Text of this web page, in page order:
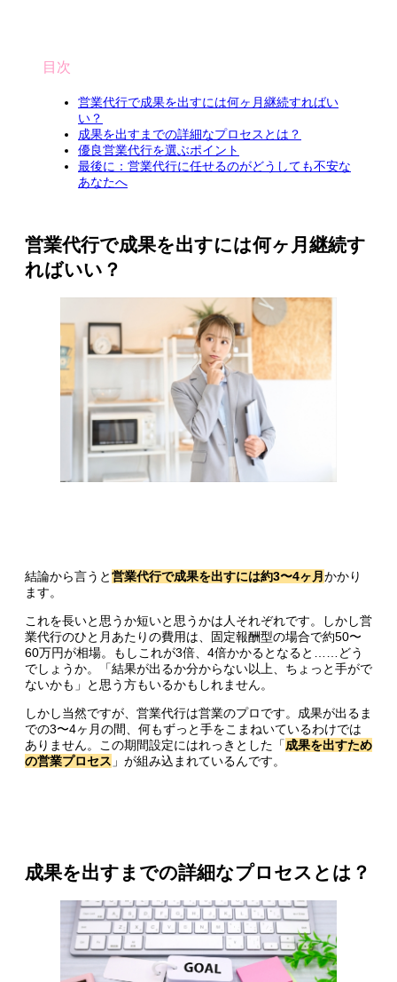
目次
営業代行で成果を出すには何ヶ月継続すればい
い？
成果を出すまでの詳細なプロセスとは？
優良営業代行を選ぶポイント
最後に：営業代行に任せるのがどうしても不安な
あなたへ
営業代行で成果を出すには何ヶ月継続す
ればいい？
結論から言うと営業代行で成果を出すには約3〜4ヶ月 かかり
ます。
これを長いと思うか短いと思うかは人それぞれです。しかし営
業代行のひと月あたりの費用は、固定報酬型の場合で約50〜
60万円が相場。もしこれが3倍、4倍かかるとなると……どう
でしょうか。「結果が出るか分からない以上、ちょっと手がで
ないかも」と思う方もいるかもしれません。
しかし当然ですが、営業代行は営業のプロです。成果が出るま
での3〜4ヶ月の間、何もずっと手をこまねいているわけでは
ありません。この期間設定にはれっきとした「成果を出すため
の営業プロセス 」が組み込まれているんです。
成果を出すまでの詳細なプロセスとは？